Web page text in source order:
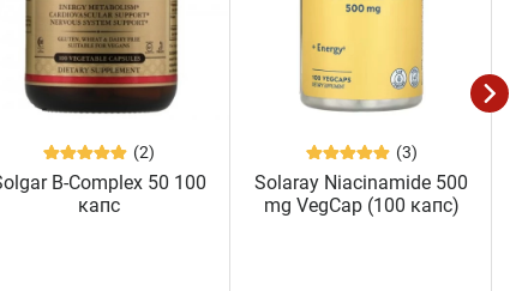
(2)
B-Complex 50 100
капс
(3)
Solaray Niacinamide 500
mg VegCap (100 капс)